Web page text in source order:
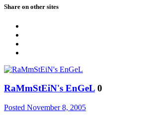
Share on other sites
RaMmStEiN's EnGeL 0
Posted November 8, 2005